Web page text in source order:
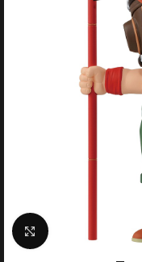
Click to enlarge